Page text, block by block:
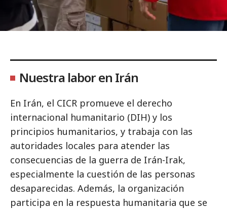
Nuestra labor en Irán
En Irán, el CICR promueve el derecho
internacional humanitario (DIH) y los
principios humanitarios, y trabaja con las
autoridades locales para atender las
consecuencias de la guerra de Irán-Irak,
especialmente la cuestión de las personas
desaparecidas. Además, la organización
participa en la respuesta humanitaria que se